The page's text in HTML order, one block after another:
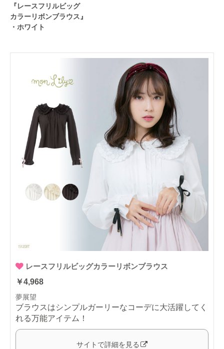
『レースフリルビッグ
カラーリボンブラウス』
・ホワイト
レースフリルビッグカラーリボンブラウス
￥4,968
夢展望
ブラウスはシンプルガーリーなコーデに大活躍してく
れる万能アイテム！
サイトで詳細を見る